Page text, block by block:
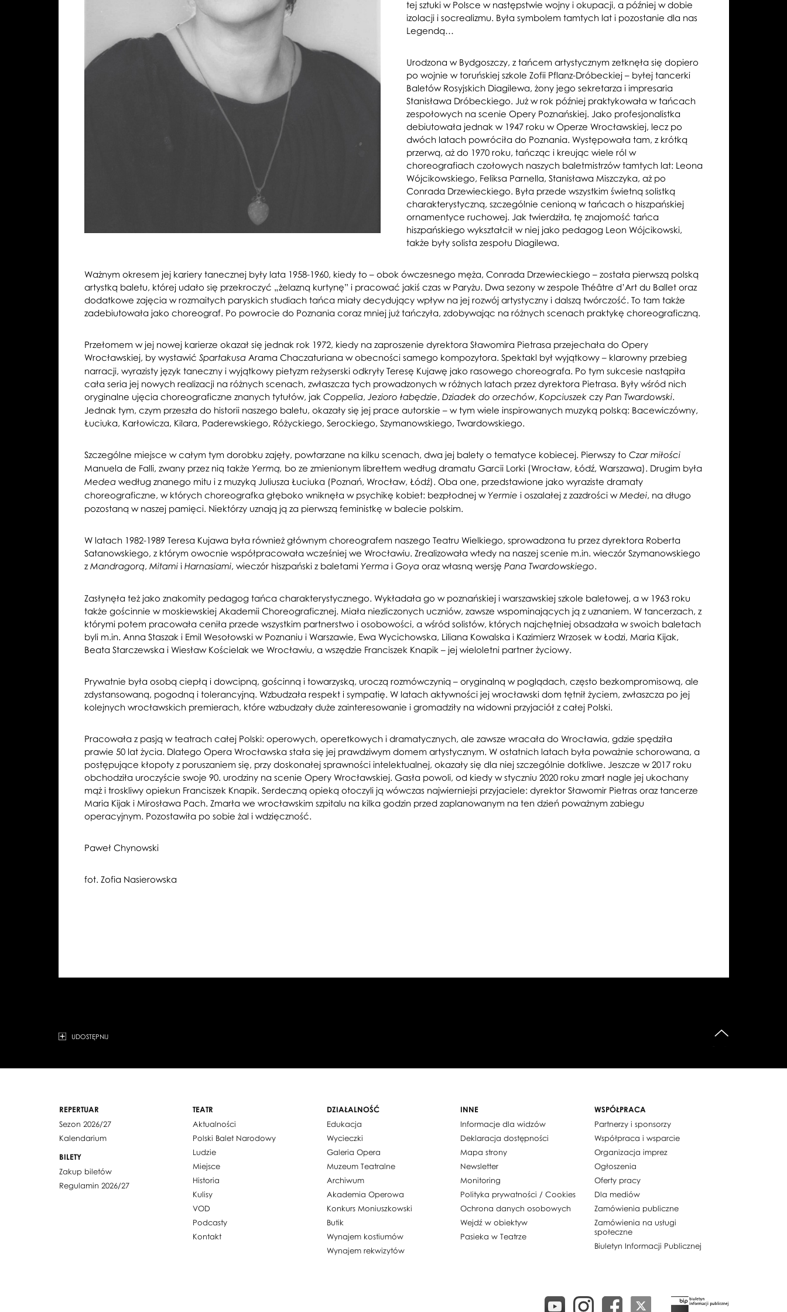
tej sztuki w Polsce w następstwie wojny i okupacji, a później w dobie
izolacji i socrealizmu. Była symbolem tamtych lat i pozostanie dla nas
Legendą…
Urodzona w Bydgoszczy, z tańcem artystycznym zetknęła się dopiero
po wojnie w toruńskiej szkole Zofii Pflanz-Dróbeckiej – byłej tancerki
Baletów Rosyjskich Diagilewa, żony jego sekretarza i impresaria
Stanisława Dróbeckiego. Już w rok później praktykowała w tańcach
zespołowych na scenie Opery Poznańskiej. Jako profesjonalistka
debiutowała jednak w 1947 roku w Operze Wrocławskiej, lecz po
dwóch latach powróciła do Poznania. Występowała tam, z krótką
przerwą, aż do 1970 roku, tańcząc i kreując wiele ról w
choreografiach czołowych naszych baletmistrzów tamtych lat: Leona
Wójcikowskiego, Feliksa Parnella, Stanisława Miszczyka, aż po
Conrada Drzewieckiego. Była przede wszystkim świetną solistką
charakterystyczną, szczególnie cenioną w tańcach o hiszpańskiej
ornamentyce ruchowej. Jak twierdziła, tę znajomość tańca
hiszpańskiego wykształcił w niej jako pedagog Leon Wójcikowski,
także były solista zespołu Diagilewa.
Ważnym okresem jej kariery tanecznej były lata 1958-1960, kiedy to – obok ówczesnego męża, Conrada Drzewieckiego – została pierwszą polską
artystką baletu, której udało się przekroczyć „żelazną kurtynę” i pracować jakiś czas w Paryżu. Dwa sezony w zespole Théâtre d’Art du Ballet oraz
dodatkowe zajęcia w rozmaitych paryskich studiach tańca miały decydujący wpływ na jej rozwój artystyczny i dalszą twórczość. To tam także
zadebiutowała jako choreograf. Po powrocie do Poznania coraz mniej już tańczyła, zdobywając na różnych scenach praktykę choreograficzną.
Przełomem w jej nowej karierze okazał się jednak rok 1972, kiedy na zaproszenie dyrektora Sławomira Pietrasa przejechała do Opery
Wrocławskiej, by wystawić SpartakusaArama Chaczaturiana w obecności samego kompozytora. Spektakl był wyjątkowy – klarowny przebieg
narracji, wyrazisty język taneczny i wyjątkowy pietyzm reżyserski odkryły Teresę Kujawę jako rasowego choreografa. Po tym sukcesie nastąpiła
cała seria jej nowych realizacji na różnych scenach, zwłaszcza tych prowadzonych w różnych latach przez dyrektora Pietrasa. Były wśród nich
oryginalne ujęcia choreograficzne znanych tytułów, jak Coppelia, Jezioro łabędzie, Dziadek do orzechów, Kopciuszek czy Pan Twardowski.
Jednak tym, czym przeszła do historii naszego baletu, okazały się jej prace autorskie – w tym wiele inspirowanych muzyką polską: Bacewiczówny,
Łuciuka, Karłowicza, Kilara, Paderewskiego, Różyckiego, Serockiego, Szymanowskiego, Twardowskiego.
Szczególne miejsce w całym tym dorobku zajęły, powtarzane na kilku scenach, dwa jej balety o tematyce kobiecej. Pierwszy to Czar miłości
Manuela de Falli, zwany przez nią także Yermą, bo ze zmienionym librettem według dramatu Garcii Lorki (Wrocław, Łódź, Warszawa). Drugim była
Medeawedług znanego mitu i z muzyką Juliusza Łuciuka (Poznań, Wrocław, Łódź). Oba one, przedstawione jako wyraziste dramaty
choreograficzne, w których choreografka głęboko wniknęła w psychikę kobiet: bezpłodnej wYermie i oszalałej z zazdrości wMedei, na długo
pozostaną w naszej pamięci. Niektórzy uznają ją za pierwszą feministkę w balecie polskim.
W latach 1982-1989 Teresa Kujawa była również głównym choreografem naszego Teatru Wielkiego, sprowadzona tu przez dyrektora Roberta
Satanowskiego, z którym owocnie współpracowała wcześniej we Wrocławiu. Zrealizowała wtedy na naszej scenie m.in. wieczór Szymanowskiego
z Mandragorą, Mitamii Harnasiami, wieczór hiszpański z baletami Yermai Goyaoraz własną wersję Pana Twardowskiego.
Zasłynęła też jako znakomity pedagog tańca charakterystycznego. Wykładała go w poznańskiej i warszawskiej szkole baletowej, a w 1963 roku
także gościnnie w moskiewskiej Akademii Choreograficznej. Miała niezliczonych uczniów, zawsze wspominających ją z uznaniem. W tancerzach, z
którymi potem pracowała ceniła przede wszystkim partnerstwo i osobowości, a wśród solistów, których najchętniej obsadzała w swoich baletach
byli m.in. Anna Staszak i Emil Wesołowski w Poznaniu i Warszawie, Ewa Wycichowska, Liliana Kowalska i Kazimierz Wrzosek w Łodzi, Maria Kijak,
Beata Starczewska i Wiesław Kościelak we Wrocławiu, a wszędzie Franciszek Knapik – jej wieloletni partner życiowy.
Prywatnie była osobą ciepłą i dowcipną, gościnną i towarzyską, uroczą rozmówczynią – oryginalną w poglądach, często bezkompromisową, ale
zdystansowaną, pogodną i tolerancyjną. Wzbudzała respekt i sympatię. W latach aktywności jej wrocławski dom tętnił życiem, zwłaszcza po jej
kolejnych wrocławskich premierach, które wzbudzały duże zainteresowanie i gromadziły na widowni przyjaciół z całej Polski.
Pracowała z pasją w teatrach całej Polski: operowych, operetkowych i dramatycznych, ale zawsze wracała do Wrocławia, gdzie spędziła
prawie 50 lat życia. Dlatego Opera Wrocławska stała się jej prawdziwym domem artystycznym. W ostatnich latach była poważnie schorowana, a
postępujące kłopoty z poruszaniem się, przy doskonałej sprawności intelektualnej, okazały się dla niej szczególnie dotkliwe. Jeszcze w 2017 roku
obchodziła uroczyście swoje 90. urodziny na scenie Opery Wrocławskiej. Gasła powoli, od kiedy w styczniu 2020 roku zmarł nagle jej ukochany
mąż i troskliwy opiekun Franciszek Knapik. Serdeczną opieką otoczyli ją wówczas najwierniejsi przyjaciele: dyrektor Sławomir Pietras oraz tancerze
Maria Kijak i Mirosława Pach. Zmarła we wrocławskim szpitalu na kilka godzin przed zaplanowanym na ten dzień poważnym zabiegu
operacyjnym. Pozostawiła po sobie żal i wdzięczność.
Paweł Chynowski
fot. Zofia Nasierowska
UDOSTĘPNIJ
REPERTUAR
Sezon 2026/27
Kalendarium
BILETY
Zakup biletów
Regulamin 2026/27
TEATR
Aktualności
Polski Balet Narodowy
Ludzie
Miejsce
Historia
Kulisy
VOD
Podcasty
Kontakt
DZIAŁALNOŚĆ
Edukacja
Wycieczki
Galeria Opera
Muzeum Teatralne
Archiwum
Akademia Operowa
Konkurs Moniuszkowski
Butik
Wynajem kostiumów
Wynajem rekwizytów
INNE
Informacje dla widzów
Deklaracja dostępności
Mapa strony
Newsletter
Monitoring
Polityka prywatności / Cookies
Ochrona danych osobowych
Wejdź w obiektyw
Pasieka w Teatrze
WSPÓŁPRACA
Partnerzy i sponsorzy
Współpraca i wsparcie
Organizacja imprez
Ogłoszenia
Oferty pracy
Dla mediów
Zamówienia publiczne
Zamówienia na usługi
społeczne
Biuletyn Informacji Publicznej